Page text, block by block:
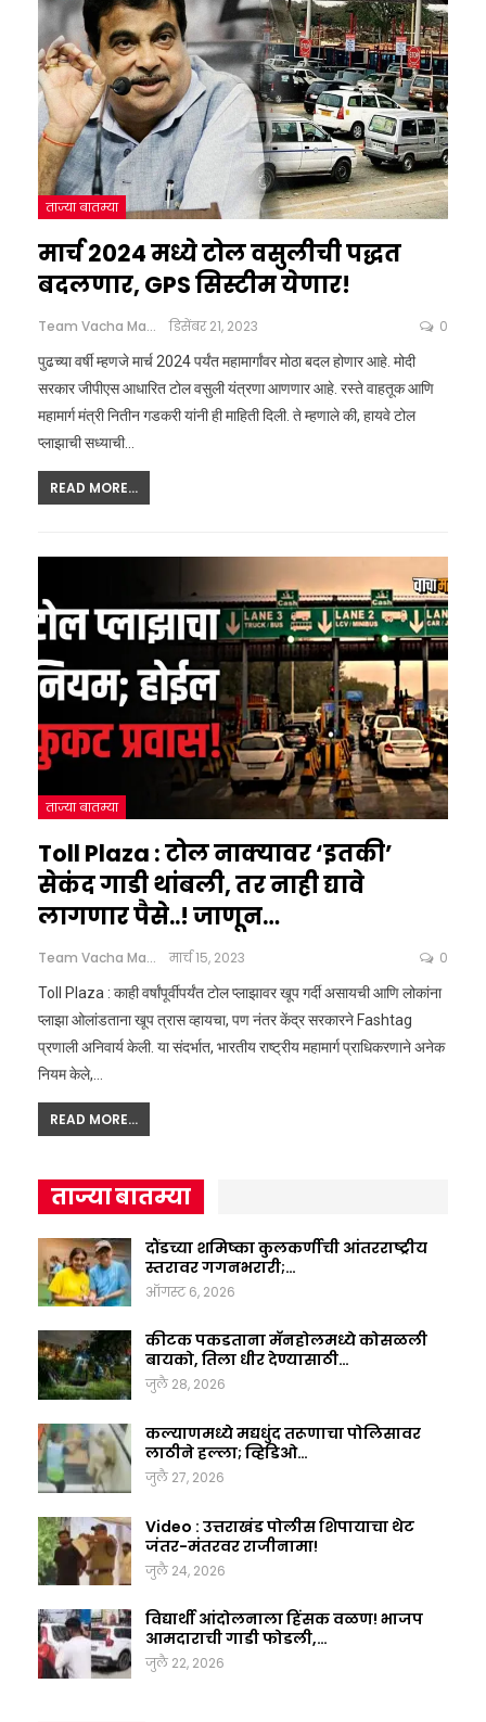
ताज्या बातम्या
मार्च 2024 मध्ये टोल वसुलीची पद्धत
बदलणार, GPS सिस्टीम येणार!
Team Vacha Marathi डिसेंबर 21, 2023 0
पुढच्या वर्षी म्हणजे मार्च 2024 पर्यंत महामार्गांवर मोठा बदल होणार आहे. मोदी
सरकार जीपीएस आधारित टोल वसुली यंत्रणा आणणार आहे. रस्ते वाहतूक आणि
महामार्ग मंत्री नितीन गडकरी यांनी ही माहिती दिली. ते म्हणाले की, हायवे टोल
प्लाझाची सध्याची…
READ MORE...
ताज्या बातम्या
Toll Plaza : टोल नाक्यावर ‘इतकी’
सेकंद गाडी थांबली, तर नाही द्यावे
लागणार पैसे..! जाणून…
Team Vacha Marathi मार्च 15, 2023 0
Toll Plaza : काही वर्षांपूर्वीपर्यंत टोल प्लाझावर खूप गर्दी असायची आणि लोकांना
प्लाझा ओलांडताना खूप त्रास व्हायचा, पण नंतर केंद्र सरकारने Fashtag
प्रणाली अनिवार्य केली. या संदर्भात, भारतीय राष्ट्रीय महामार्ग प्राधिकरणाने अनेक
नियम केले,…
READ MORE...
ताज्या बातम्या
दौंडच्या शमिष्का कुलकर्णीची आंतरराष्ट्रीय
स्तरावर गगनभरारी;…
ऑगस्ट 6, 2026
कीटक पकडताना मॅनहोलमध्ये कोसळली
बायको, तिला धीर देण्यासाठी…
जुलै 28, 2026
कल्याणमध्ये मद्यधुंद तरूणाचा पोलिसावर
लाठीने हल्ला; व्हिडिओ…
जुलै 27, 2026
Video : उत्तराखंड पोलीस शिपायाचा थेट
जंतर-मंतरवर राजीनामा!
जुलै 24, 2026
विद्यार्थी आंदोलनाला हिंसक वळण! भाजप
आमदाराची गाडी फोडली,…
जुलै 22, 2026